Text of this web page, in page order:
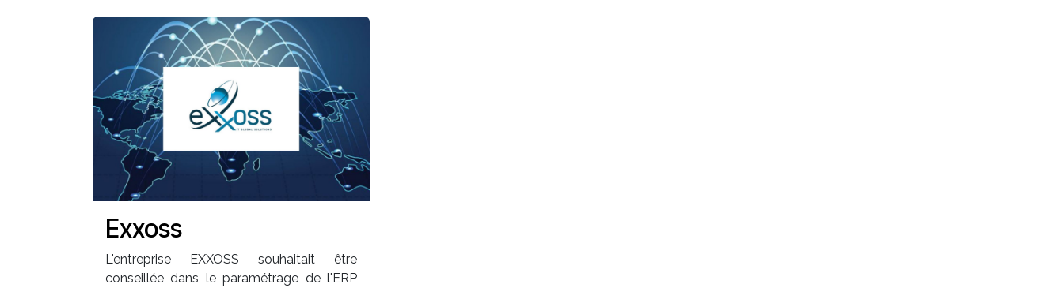
Exxoss
L'entreprise EXXOSS souhaitait être
conseillée dans le paramétrage de l'ERP